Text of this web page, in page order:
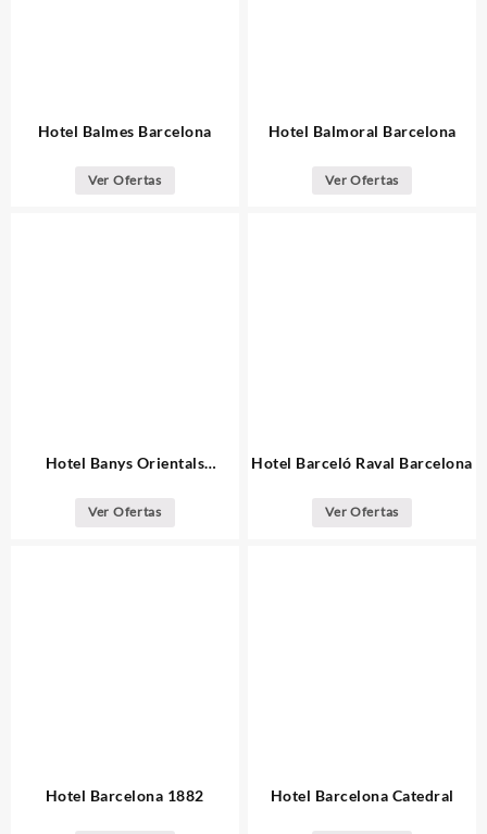
Hotel Balmes Barcelona
Ver Ofertas
Hotel Balmoral Barcelona
Ver Ofertas
Hotel Banys Orientals
Ver Ofertas
Hotel Barceló Raval Barcelona
Ver Ofertas
Hotel Barcelona 1882 Hotel Barcelona Catedral